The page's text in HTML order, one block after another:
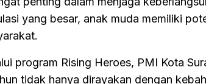
yang besar, anak muda memiliki
program Rising Heroes, PMI Kota
tidak hanya dirayakan dengan